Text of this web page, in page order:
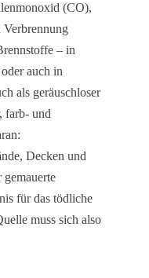
(CO),
Verbrennung
– in
auch in
als geräuschloser
farb- und
Decken und
für das tödliche
muss sich also